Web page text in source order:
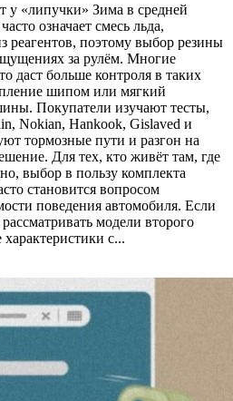
«липучки» Зима в средней
означает смесь льда,
реагентов, поэтому выбор резины
за рулём. Многие
даст больше контроля в таких
шипом или мягкий
Покупатели изучают тесты,
Nokian, Hankook, Gislaved и
тормозные пути и разгон на
Для тех, кто живёт там, где
выбор в пользу комплекта
становится вопросом
поведения автомобиля. Если
модели второго
с...